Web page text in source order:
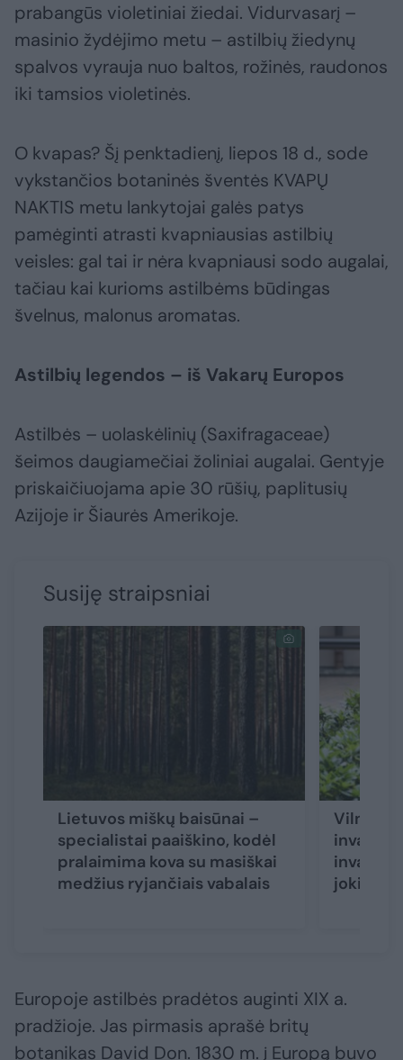
prabangūs violetiniai žiedai. Vidurvasarį –
masinio žydėjimo metu – astilbių žiedynų
spalvos vyrauja nuo baltos, rožinės, raudonos
iki tamsios violetinės.
O kvapas? Šį penktadienį, liepos 18 d., sode
vykstančios botaninės šventės KVAPŲ
NAKTIS metu lankytojai galės patys
pamėginti atrasti kvapniausias astilbių
veisles: gal tai ir nėra kvapniausi sodo augalai,
tačiau kai kurioms astilbėms būdingas
švelnus, malonus aromatas.
Astilbių legendos – iš Vakarų Europos
Astilbės – uolaskėlinių (Saxifragaceae)
šeimos daugiamečiai žoliniai augalai. Gentyje
priskaičiuojama apie 30 rūšių, paplitusių
Azijoje ir Šiaurės Amerikoje.
Susiję straipsniai
Lietuvos miškų baisūnai –
specialistai paaiškino, kodėl
pralaimima kova su masiškai
medžius ryjančiais vabalais
jokio
Europoje astilbės pradėtos auginti XIX a.
pradžioje. Jas pirmasis aprašė britų
botanikas David Don. 1830 m. į Europą buvo